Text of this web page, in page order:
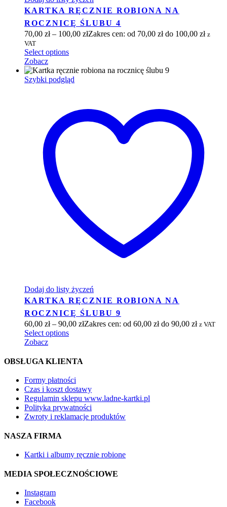
KARTKA RĘCZNIE ROBIONA NA
ROCZNICĘ ŚLUBU 4
70,00 zł – 100,00 złZakres cen: od 70,00 zł do 100,00 zł z
VAT
Select options
Zobacz
Szybki podgląd
Dodaj do listy życzeń
KARTKA RĘCZNIE ROBIONA NA
ROCZNICĘ ŚLUBU 9
60,00 zł – 90,00 złZakres cen: od 60,00 zł do 90,00 zł z VAT
Select options
Zobacz
OBSŁUGA KLIENTA
Formy płatności
Czas i koszt dostawy
Regulamin sklepu www.ladne-kartki.pl
Polityka prywatności
Zwroty i reklamacje produktów
NASZA FIRMA
Kartki i albumy ręcznie robione
MEDIA SPOŁECZNOŚCIOWE
Instagram
Facebook